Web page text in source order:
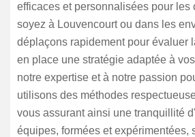
efficaces et personnalisées pour les
soyez à Louvencourt ou dans les
déplaçons rapidement pour évaluer
en place une stratégie adaptée à
notre expertise et à notre passion
utilisons des méthodes
vous assurant ainsi une tranquillité
équipes, formées et expérimentées,